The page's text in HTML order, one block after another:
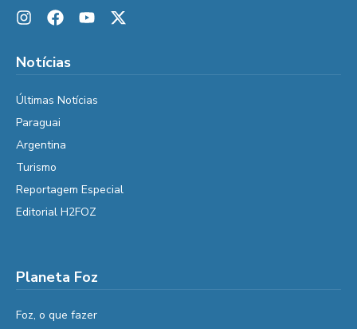
Notícias
Últimas Notícias
Paraguai
Argentina
Turismo
Reportagem Especial
Editorial H2FOZ
Planeta Foz
Foz, o que fazer